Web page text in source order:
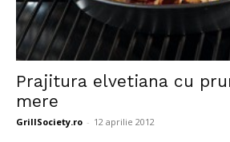
Prajitura elvetiana cu
mere
GrillSociety.ro - 12 aprilie 2012